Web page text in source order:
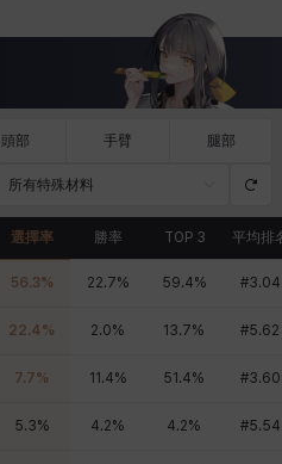
頭部 手臂 腿部
所有特殊材料
選擇率 勝率 TOP 3 平均排
56.3% 22.7% 59.4% #3.04
22.4% 2.0% 13.7% #5.62
7.7% 11.4% 51.4% #3.60
5.3% 4.2% 4.2% #5.54